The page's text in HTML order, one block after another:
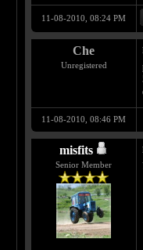
11-08-2010, 08:24 PM
Che
Unregistered
11-08-2010, 08:46 PM
misfits
Senior Member